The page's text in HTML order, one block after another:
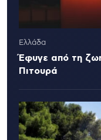
Ελλάδα
Έφυγε από τη
Πιτουρά